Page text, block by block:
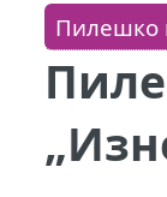
Пилешко